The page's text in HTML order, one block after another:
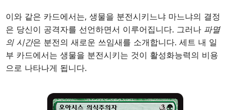
이와 같은 카드에서는, 생물을 분전시키느냐 마느냐의 결정
은 당신이 공격자를 선언하면서 이루어집니다. 그러나 파멸
의 시간은 분전의 새로운 쓰임새를 소개합니다. 세트 내 일
부 카드에서는 생물을 분전시키는 것이 활성화능력의 비용
으로 나타나게 됩니다.